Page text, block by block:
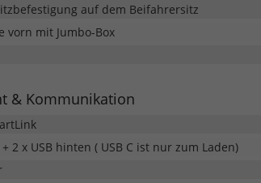
auf dem Beifahrersitz
vorn mit Jumbo-Box
& Kommunikation
+ 2 x USB hinten ( USB C ist nur zum Laden)